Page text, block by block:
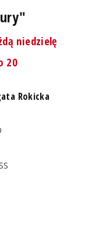
niedzielę
20
Rokicka